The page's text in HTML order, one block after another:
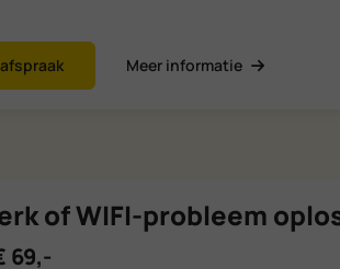
Meer informatie
of WIFI-probleem
69,-